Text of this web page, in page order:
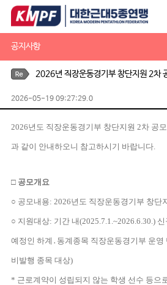
공지사항
2026년 직장운동경기부 창단지원 2차
2026-05-19 09:27:29.0
2026년도 직장운동경기부 창단지원 2차 공
과 같이 안내하오니 참고하시기 바랍니다.
□ 공모개요
○ 공모내용: 2026년도 직장운동경기부 창단
○ 지원대상: 기간 내(2025.7.1.~2026.6.30.) 신
예정인 하계 ․ 동계 종목 직장운동경기부 운영
비발행 종목 대상)
* 근로계약이 성립되지 않는 학생 선수 등으